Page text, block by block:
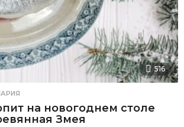
516
на новогоднем столе
Змея